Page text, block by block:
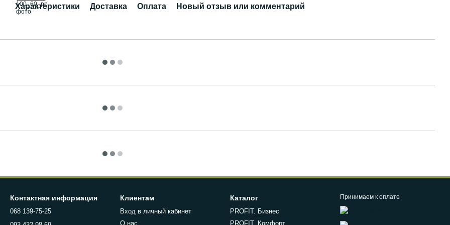
Характеристики Доставка Оплата Новый отзыв или комментарий
Контактная информация
068 139-75-25
Клиентам
Вход в личный кабинет
О нас
Каталог
PROFIT. Бизнес
PROFIT. Комфорт
Принимаем к оплате